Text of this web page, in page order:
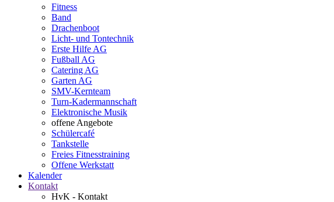
Fitness
Band
Drachenboot
Licht- und Tontechnik
Erste Hilfe AG
Fußball AG
Catering AG
Garten AG
SMV-Kernteam
Turn-Kadermannschaft
Elektronische Musik
offene Angebote
Schülercafé
Tankstelle
Freies Fitnesstraining
Offene Werkstatt
Kalender
Kontakt
HvK - Kontakt